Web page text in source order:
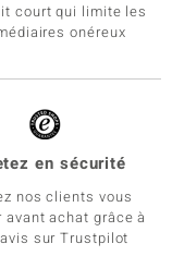
court qui limite les
onéreux
en sécurité
nos clients vous
avant achat grâce à
sur Trustpilot